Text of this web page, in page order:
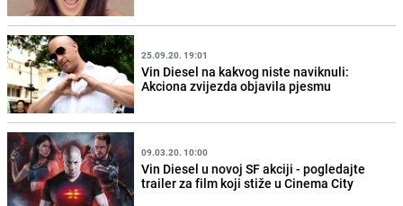
25.09.20. 19:01
Vin Diesel na kakvog niste naviknuli:
Akciona zvijezda objavila pjesmu
09.03.20. 10:00
Vin Diesel u novoj SF akciji - pogledajte
trailer za film koji stiže u Cinema City